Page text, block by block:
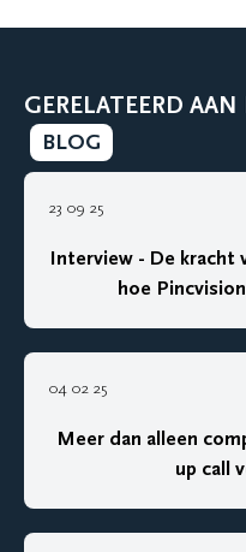
GERELATEERD
BLOG
23 09 25
Interview - De kracht
hoe
04 02 25
Meer dan alleen
up call